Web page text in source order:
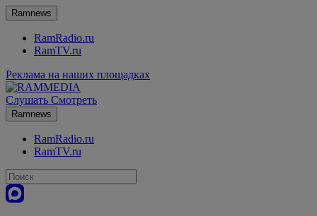
Ramnews
RamRadio.ru
RamTV.ru
Реклама на наших площадках
Слушать Смотреть
Ramnews
RamRadio.ru
RamTV.ru